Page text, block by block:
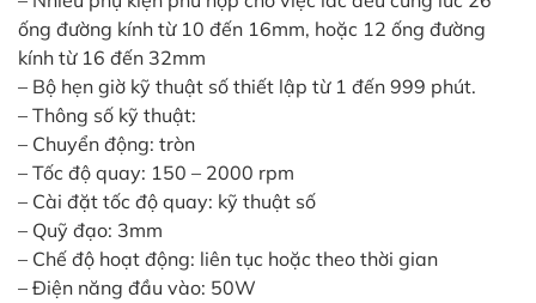
ống đường kính từ 10 đến 16mm, hoặc 12 ống đường
kính từ 16 đến 32mm
– Bộ hẹn giờ kỹ thuật số thiết lập từ 1 đến 999 phút.
– Thông số kỹ thuật:
– Chuyển động: tròn
– Tốc độ quay: 150 – 2000 rpm
– Cài đặt tốc độ quay: kỹ thuật số
– Quỹ đạo: 3mm
– Chế độ hoạt động: liên tục hoặc theo thời gian
– Điện năng đầu vào: 50W